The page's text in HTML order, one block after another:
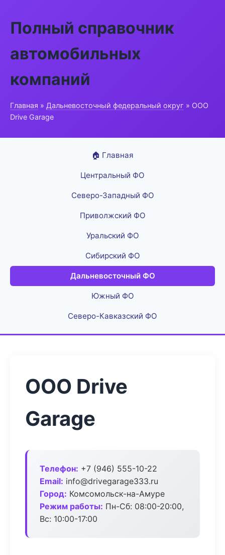
Полный справочник
автомобильных
компаний
Главная » Дальневосточный федеральный округ » ООО
Drive Garage
🏠 Главная
Центральный ФО
Северо-Западный ФО
Приволжский ФО
Уральский ФО
Сибирский ФО
Дальневосточный ФО
Южный ФО
Северо-Кавказский ФО
ООО Drive
Garage
Телефон: +7 (946) 555-10-22
Email: info@drivegarage333.ru
Город: Комсомольск-на-Амуре
Режим работы: Пн-Сб: 08:00-20:00,
Вс: 10:00-17:00